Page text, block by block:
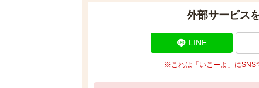
外部サービス
LINE
※これは「いこーよ」にSNS